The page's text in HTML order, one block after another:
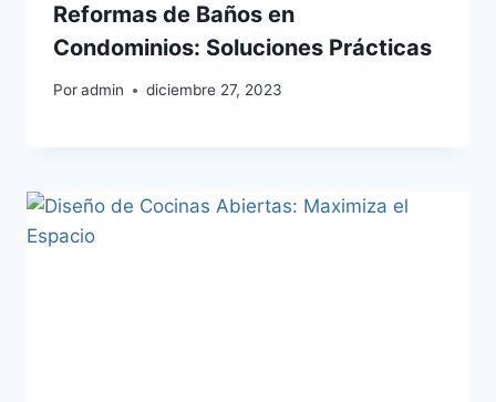
Reformas de Baños en
Condominios: Soluciones Prácticas
Poradmin diciembre 27, 2023